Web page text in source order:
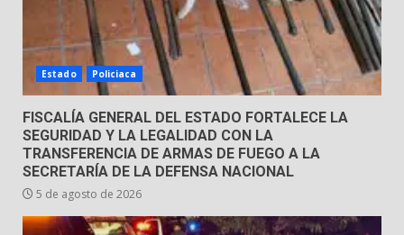
Envía Gobierno de la Gente más
de 77 mil
30 de julio de 2026
Estado Policiaca
FISCALÍA GENERAL DEL ESTADO FORTALECE LA
SEGURIDAD Y LA LEGALIDAD CON LA
TRANSFERENCIA DE ARMAS DE FUEGO A LA
SECRETARÍA DE LA DEFENSA NACIONAL
5 de agosto de 2026